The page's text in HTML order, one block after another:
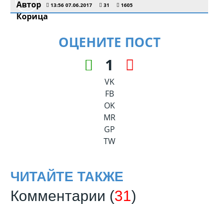
13:56 07.06.2017 31 1605
ОЦЕНИТЕ ПОСТ
1
VK
FB
OK
MR
GP
TW
ЧИТАЙТЕ ТАКЖЕ
Комментарии (31)